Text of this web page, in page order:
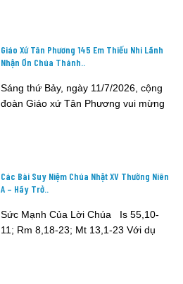
Giáo Xứ Tân Phương 145 Em Thiếu Nhi Lãnh
Nhận Ơn Chúa Thánh..
Sáng thứ Bảy, ngày 11/7/2026, cộng
đoàn Giáo xứ Tân Phương vui mừng
Các Bài Suy Niệm Chúa Nhật XV Thường Niên
A – Hãy Trở..
Sức Mạnh Của Lời Chúa Is 55,10-
11; Rm 8,18-23; Mt 13,1-23 Với dụ